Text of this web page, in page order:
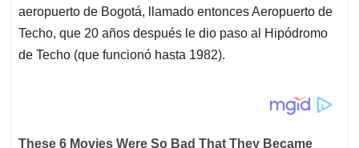
aeropuerto de Bogotá, llamado entonces Aeropuerto de
Techo, que 20 años después le dio paso al Hipódromo
de Techo (que funcionó hasta 1982).